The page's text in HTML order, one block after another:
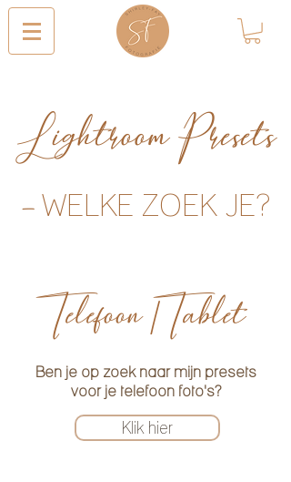
Lightroom Presets
- WELKE ZOEK JE?
Ben je op zoek naar mijn presets
voor je telefoon foto's?
Klik hier
Telefoon / Tablet